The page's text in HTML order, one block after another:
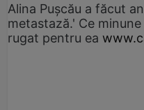
Alina Pușcău a făcut
metastază.' Ce
rugat pentru ea